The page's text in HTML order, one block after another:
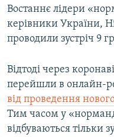
Востаннє лідери
керівники України,
проводили зустріч 9
Відтоді через
перейшли в онлайн-
від проведення
Тим часом у
відбуваються тільки